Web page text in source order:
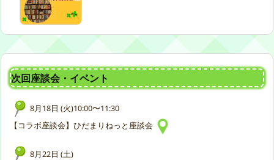
次回座談会・イベント
8月18日 (火)10:00〜11:30
【コラボ座談会】ひだまりねっと座談会
8月22日 (土)